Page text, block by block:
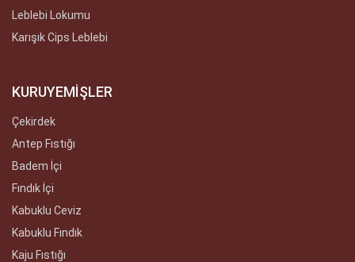
Leblebi Lokumu
Karışık Cips Leblebi
KURUYEMİŞLER
Çekirdek
Antep Fıstığı
Badem İçi
Fındık İçi
Kabuklu Ceviz
Kabuklu Fındık
Kaju Fıstığı